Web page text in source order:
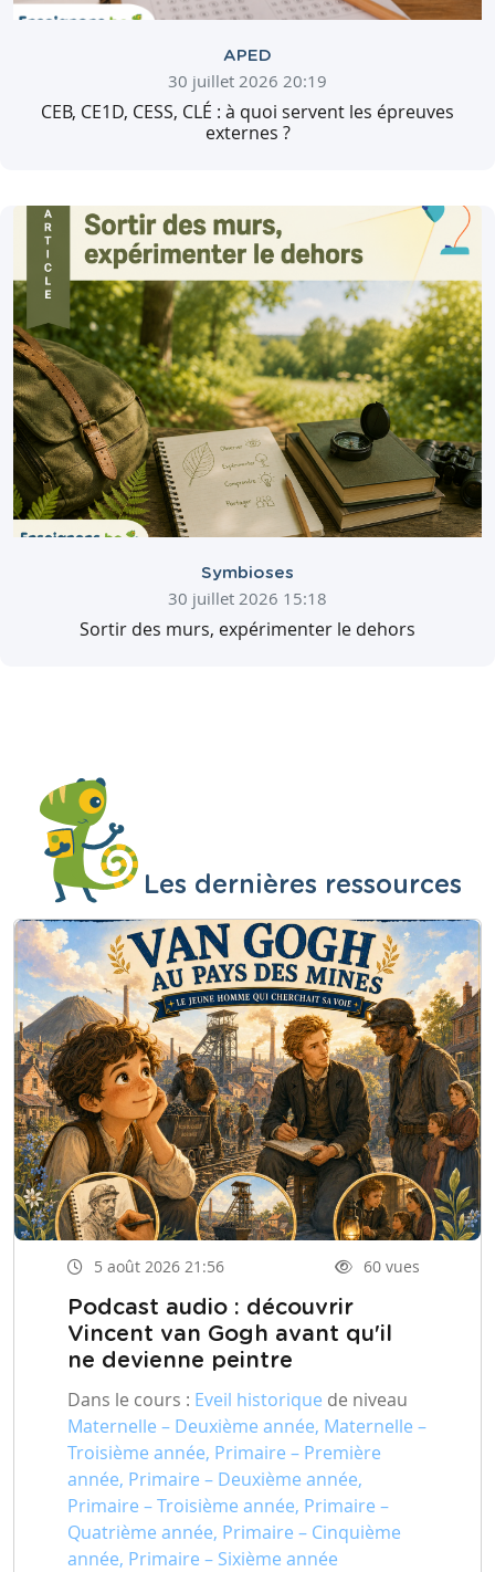
APED
30 juillet 2026 20:19
CEB, CE1D, CESS, CLÉ : à quoi servent les épreuves
externes ?
Symbioses
30 juillet 2026 15:18
Sortir des murs, expérimenter le dehors
Les dernières ressources
5 août 2026 21:56 60 vues
Podcast audio : découvrir
Vincent van Gogh avant qu'il
ne devienne peintre
Dans le cours : Eveil historique de niveau
Maternelle – Deuxième année, Maternelle –
Troisième année, Primaire – Première
année, Primaire – Deuxième année,
Primaire – Troisième année, Primaire –
Quatrième année, Primaire – Cinquième
année, Primaire – Sixième année